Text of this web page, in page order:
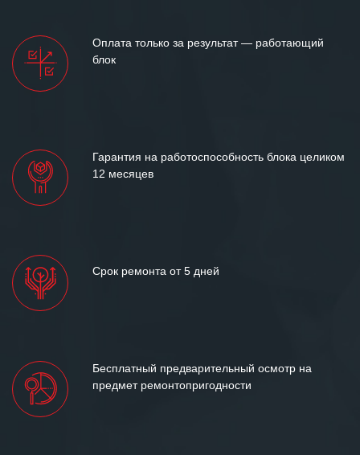
Оплата только за результат — работающий
блок
Гарантия на работоспособность блока целиком
12 месяцев
Срок ремонта от 5 дней
Бесплатный предварительный осмотр на
предмет ремонтопригодности